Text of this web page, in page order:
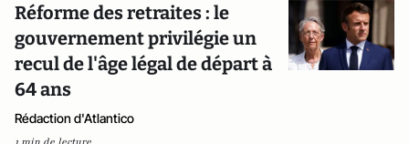
Réforme des retraites : le
gouvernement privilégie un
recul de l'âge légal de départ à
64 ans
Rédaction d'Atlantico